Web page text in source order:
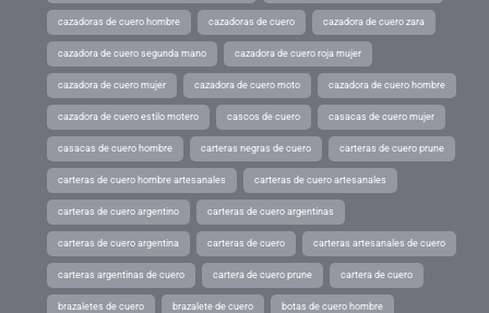
cazadoras de cuero hombre cazadoras de cuero cazadora de cuero zara
cazadora de cuero segunda mano cazadora de cuero roja mujer
cazadora de cuero mujer cazadora de cuero moto cazadora de cuero hombre
cazadora de cuero estilo motero cascos de cuero casacas de cuero mujer
casacas de cuero hombre carteras negras de cuero carteras de cuero prune
carteras de cuero hombre artesanales carteras de cuero artesanales
carteras de cuero argentino carteras de cuero argentinas
carteras de cuero argentina carteras de cuero carteras artesanales de cuero
carteras argentinas de cuero cartera de cuero prune cartera de cuero
brazaletes de cuero brazalete de cuero botas de cuero hombre